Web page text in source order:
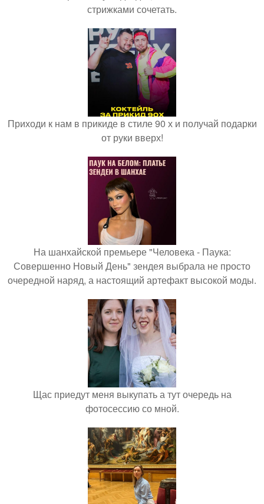
стрижками сочетать.
Приходи к нам в прикиде в стиле 90 х и получай подарки
от руки вверх!
На шанхайской премьере "Человека - Паука:
Совершенно Новый День" зендея выбрала не просто
очередной наряд, а настоящий артефакт высокой моды.
Щас приедут меня выкупать а тут очередь на
фотосессию со мной.